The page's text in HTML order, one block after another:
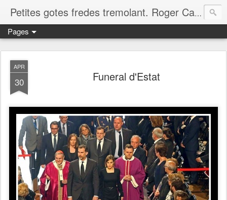
Petites gotes fredes tremolant. Roger Casero Gumbau. Girona
Pages
APR
30 Funeral d'Estat